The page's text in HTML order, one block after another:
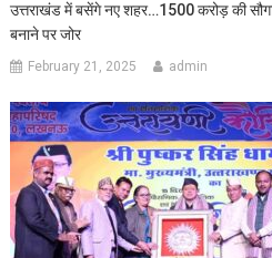
उत्तराखंड में बसेंगे नए शहर…1500 करोड़ की
बनाने पर जोर
February 21, 2025 admin